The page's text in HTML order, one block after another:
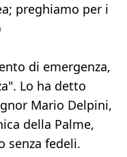
preghiamo per i
di emergenza,
Lo ha detto
Mario Delpini,
della Palme,
senza fedeli.